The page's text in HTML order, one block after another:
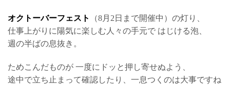
オクトーバーフェスト
（8月2日まで開催中）の灯り、
仕事上がりに陽気に楽しむ人々の手元で はじける泡、
週の半ばの息抜き。
ためこんだものが 一度にドッと押し寄せぬよう、
途中で立ち止まって確認したり、一息つくのは大事ですね